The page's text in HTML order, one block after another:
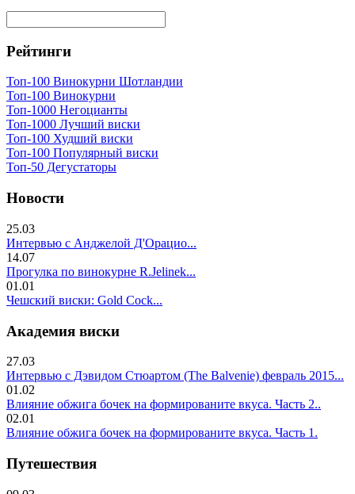
Рейтинги
Топ-100 Винокурни Шотландии
Топ-100 Винокурни
Топ-1000 Негоцианты
Топ-1000 Лучший виски
Топ-100 Худший виски
Топ-100 Популярный виски
Топ-50 Дегустаторы
Новости
25.03
Интервью с Анджелой Д'Орацио...
14.07
Прогулка по винокурне R.Jelinek...
01.01
Чешский виски: Gold Cock...
Академия виски
27.03
Интервью с Дэвидом Стюартом (The Balvenie) февраль 2015...
01.02
Влияние обжига бочек на формированите вкуса. Часть 2..
02.01
Влияние обжига бочек на формированите вкуса. Часть 1.
Путешествия